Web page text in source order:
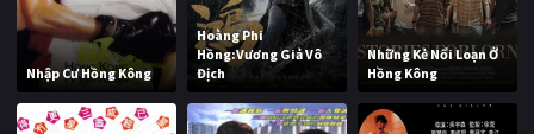
Nhập Cư Hồng Kông
Hoàng Phi
Hồng:Vương Giả Vô
Địch
Những Kẻ Nổi Loạn Ở
Hồng Kông